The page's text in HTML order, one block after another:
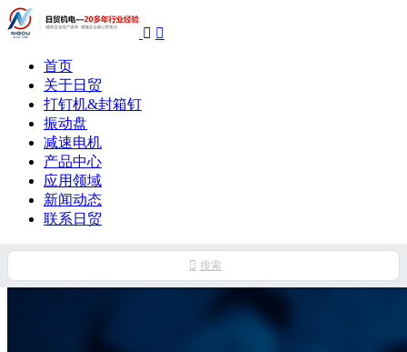
 
首页
关于日贸
打钉机&封箱钉
振动盘
减速电机
产品中心
应用领域
新闻动态
联系日贸
 搜索